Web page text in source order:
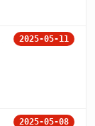
2025-05-11
2025-05-08